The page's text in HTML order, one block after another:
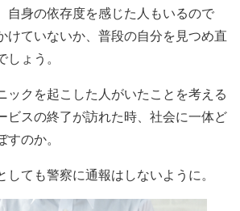
RTお願いします。
目指す意識Bot (@ansin2018)
自身の依存度を感じた人もいるので
けていないか、普段の自分を見つめ直
ょう。
ックを起こした人がいたことを考える
ビスの終了が訪れた時、社会に一体ど
のか。
ても警察に通報はしないように。